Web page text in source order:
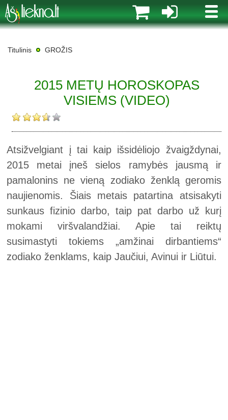
MENIU
Titulinis GROŽIS
2015 METŲ HOROSKOPAS
VISIEMS (VIDEO)
Atsižvelgiant į tai kaip išsidėliojo žvaigždynai,
2015 metai įneš sielos ramybės jausmą ir
pamalonins ne vieną zodiako ženklą geromis
naujienomis. Šiais metais patartina atsisakyti
sunkaus fizinio darbo, taip pat darbo už kurį
mokami viršvalandžiai. Apie tai reiktų
susimastyti tokiems „amžinai dirbantiems“
zodiako ženklams, kaip Jaučiui, Avinui ir Liūtui.